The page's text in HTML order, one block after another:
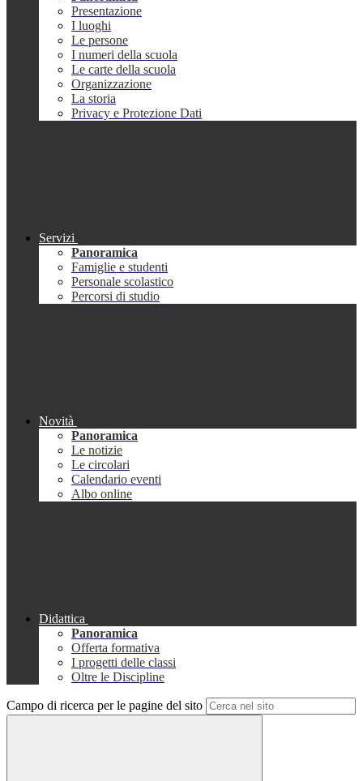
Presentazione
I luoghi
Le persone
I numeri della scuola
Le carte della scuola
Organizzazione
La storia
Privacy e Protezione Dati
Servizi
Panoramica
Famiglie e studenti
Personale scolastico
Percorsi di studio
Novità
Panoramica
Le notizie
Le circolari
Calendario eventi
Albo online
Didattica
Panoramica
Offerta formativa
I progetti delle classi
Oltre le Discipline
Campo di ricerca per le pagine del sito